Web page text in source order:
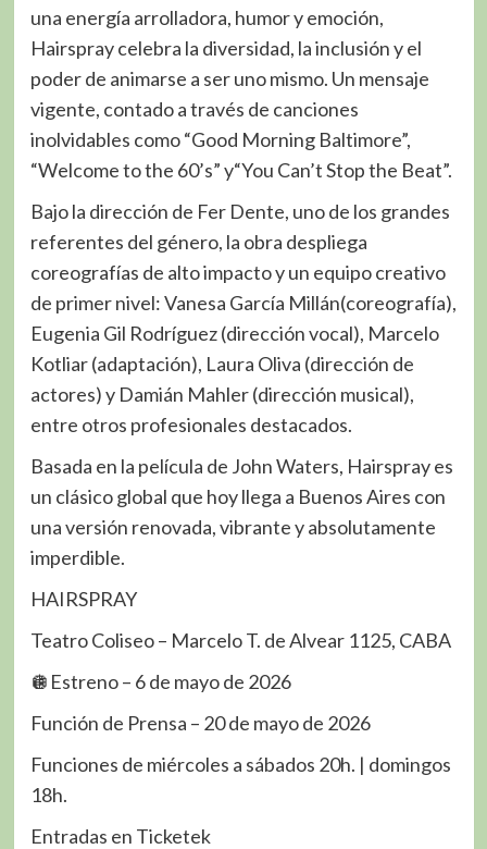
una energía arrolladora, humor y emoción,
Hairspray celebra la diversidad, la inclusión y el
poder de animarse a ser uno mismo. Un mensaje
vigente, contado a través de canciones
inolvidables como “Good Morning Baltimore”,
“Welcome to the 60’s” y“You Can’t Stop the Beat”.
Bajo la dirección de Fer Dente, uno de los grandes
referentes del género, la obra despliega
coreografías de alto impacto y un equipo creativo
de primer nivel: Vanesa García Millán(coreografía),
Eugenia Gil Rodríguez (dirección vocal), Marcelo
Kotliar (adaptación), Laura Oliva (dirección de
actores) y Damián Mahler (dirección musical),
entre otros profesionales destacados.
Basada en la película de John Waters, Hairspray es
un clásico global que hoy llega a Buenos Aires con
una versión renovada, vibrante y absolutamente
imperdible.
HAIRSPRAY
Teatro Coliseo – Marcelo T. de Alvear 1125, CABA
🪩Estreno – 6 de mayo de 2026
Función de Prensa – 20 de mayo de 2026
Funciones de miércoles a sábados 20h. | domingos
18h.
Entradas en Ticketek